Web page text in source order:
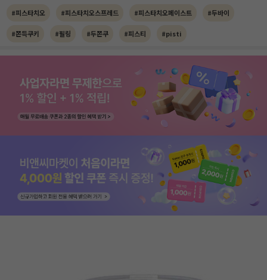
#피스타치오 #피스타치오스프레드 #피스타치오페이스트 #두바이
#쫀득쿠키 #필링 #두쫀쿠 #피스티 #pisti